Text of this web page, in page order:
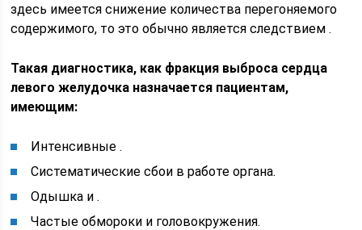
здесь имеется снижение количества перегоняемого
содержимого, то это обычно является следствием .
Такая диагностика, как фракция выброса сердца
левого желудочка назначается пациентам,
имеющим:
Интенсивные .
Систематические сбои в работе органа.
Одышка и .
Частые обмороки и головокружения.